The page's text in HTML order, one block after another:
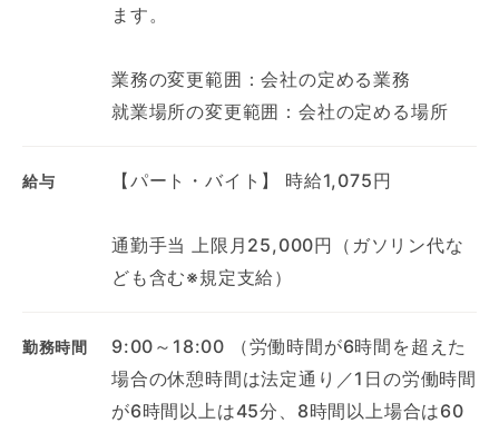
ます。
業務の変更範囲：会社の定める業務
就業場所の変更範囲：会社の定める場所
給与 【パート・バイト】 時給1,075円
通勤手当 上限月25,000円（ガソリン代な
ども含む※規定支給）
勤務時間
9:00～18:00 （労働時間が6時間を超えた
場合の休憩時間は法定通り／1日の労働時間
が6時間以上は45分、8時間以上場合は60